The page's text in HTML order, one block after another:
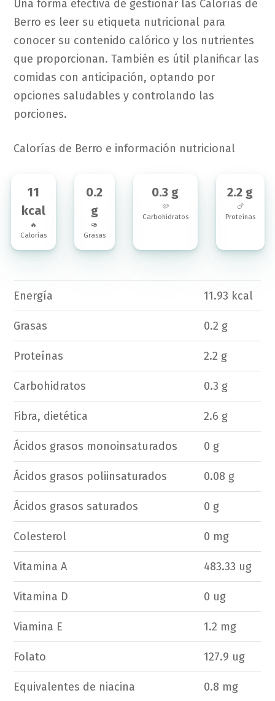
Una forma efectiva de gestionar las Calorías de
Berro es leer su etiqueta nutricional para
conocer su contenido calórico y los nutrientes
que proporcionan. También es útil planificar las
comidas con anticipación, optando por
opciones saludables y controlando las
porciones.
Calorías de Berro e información nutricional
11
kcal
🔥
Calorías
0.2
g
🥑
Grasas
0.3 g
🥔
Carbohidratos
2.2 g
🍗
Proteínas
Energía 11.93 kcal
Grasas 0.2 g
Proteínas 2.2 g
Carbohidratos 0.3 g
Fibra, dietética 2.6 g
Ácidos grasos monoinsaturados 0 g
Ácidos grasos poliinsaturados 0.08 g
Ácidos grasos saturados 0 g
Colesterol 0 mg
Vitamina A 483.33 ug
Vitamina D 0 ug
Viamina E 1.2 mg
Folato 127.9 ug
Equivalentes de niacina 0.8 mg